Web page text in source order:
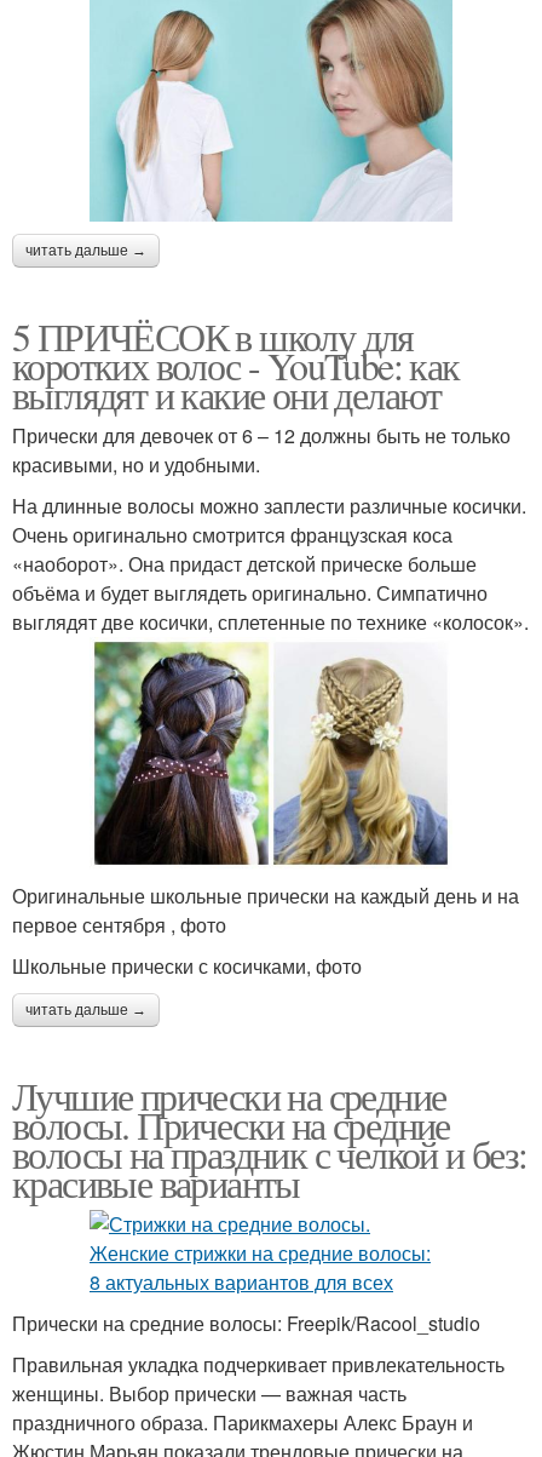
читать дальше →
5 ПРИЧЁСОК в школу для
коротких волос ‍- YouTube: как
выглядят и какие они делают
Прически для девочек от 6 – 12 должны быть не только
красивыми, но и удобными.
На длинные волосы можно заплести различные косички.
Очень оригинально смотрится французская коса
«наоборот». Она придаст детской прическе больше
объёма и будет выглядеть оригинально. Симпатично
выглядят две косички, сплетенные по технике «колосок».
Оригинальные школьные прически на каждый день и на
первое сентября , фото
Школьные прически с косичками, фото
читать дальше →
Лучшие прически на средние
волосы. Прически на средние
волосы на праздник с челкой и без:
красивые варианты
Прически на средние волосы: Freepik/Racool_studio
Правильная укладка подчеркивает привлекательность
женщины. Выбор прически — важная часть
праздничного образа. Парикмахеры Алекс Браун и